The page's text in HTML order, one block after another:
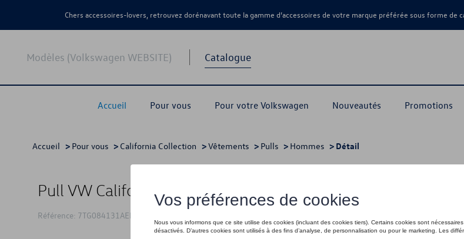
Chers accessoires-lovers, retrouvez dorénavant toute la gamme d’accessoires de votre marque préférée sous forme de
Modèles (Volkswagen WEBSITE) Catalogue
Accueil Pour vous Pour votre Volkswagen Nouveautés Promotions
Accueil > Pour vous > California Collection >Vêtements > Pulls > Hommes > Détail
Pull VW California, violet
Référence: 7TG084131AEHTF